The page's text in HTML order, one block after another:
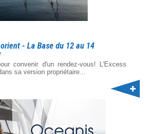
- La Base du 12 au 14
convenir d'un rendez-vous! L'Excess
sa version propriétaire...